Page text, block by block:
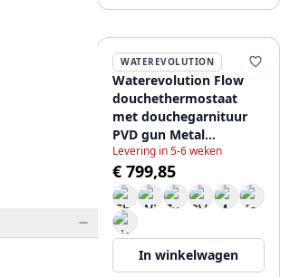
WATEREVOLUTION
Waterevolution Flow
douchethermostaat
met douchegarnituur
PVD gun Metal
T140TGME
Levering in 5-6 weken
€ 799,85
In winkelwagen